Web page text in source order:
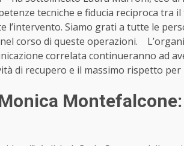
tecniche e fiducia reciproca tra
l’intervento. Siamo grati a tutte le
corso di queste operazioni.
correlata continueranno ad
di recupero e il massimo rispetto per